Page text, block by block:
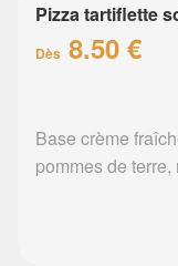
Pizza tartiflette
Dès 8.50 €
Base crème
pommes de